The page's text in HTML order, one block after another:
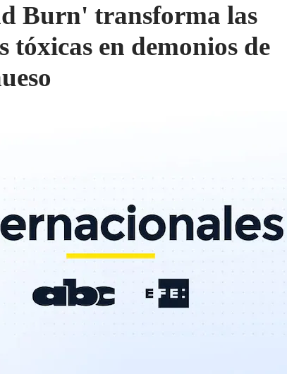
Burn' transforma las
tóxicas en demonios de